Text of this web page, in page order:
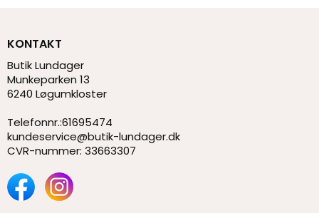
KONTAKT
Butik Lundager
Munkeparken 13
6240 Løgumkloster
Telefonnr.:61695474
kundeservice@butik-lundager.dk
CVR-nummer: 33663307